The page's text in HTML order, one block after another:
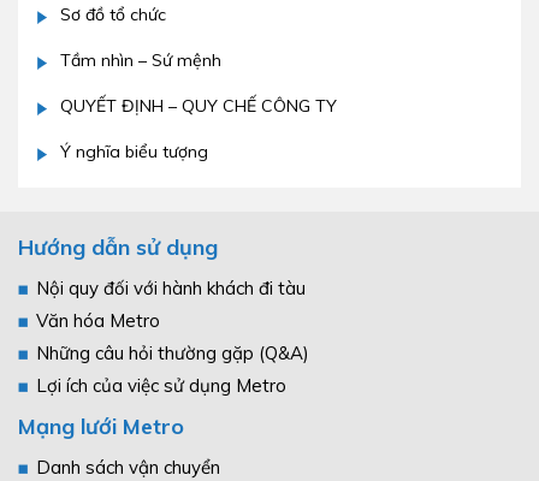
Sơ đồ tổ chức
Tầm nhìn – Sứ mệnh
QUYẾT ĐỊNH – QUY CHẾ CÔNG TY
Ý nghĩa biểu tượng
Hướng dẫn sử dụng
Nội quy đối với hành khách đi tàu
Văn hóa Metro
Những câu hỏi thường gặp (Q&A)
Lợi ích của việc sử dụng Metro
Mạng lưới Metro
Danh sách vận chuyển